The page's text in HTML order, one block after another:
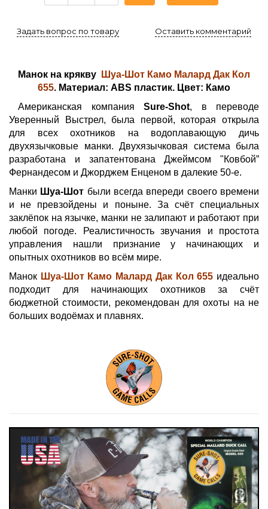
Задать вопрос по товару Оставить комментарий
Манок на крякву
Шуа-Шот Камо Малард Дак Кол
655. Материал: ABS пластик. Цвет: Камо
Американская компанияSure-Shot, в переводе
Уверенный Выстрел, была первой, которая открыла
для всех охотников на водоплавающую дичь
двухязычковые манки. Двухязычковая система была
разработана и запатентована Джеймсом "Ковбой”
Фернандесом и Джорджем Енценом в далекие 50-е.
Манки Шуа-Шот были всегда впереди своего времени
и не превзойдены и поныне. За счёт специальных
заклёпок на язычке, манки не залипают и работают при
любой погоде. Реалистичность звучания и простота
управления нашли признание у начинающих и
опытных охотников во всём мире.
Манок Шуа-Шот Камо Малард Дак Кол 655 идеально
подходит для начинающих охотников за счёт
бюджетной стоимости, рекомендован для охоты на не
больших водоёмах и плавнях.